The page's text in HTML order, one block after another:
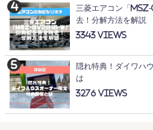
三菱エアコン「
去！分解方法を解説
3343
隠れ特典！ダイワハ
は
3276